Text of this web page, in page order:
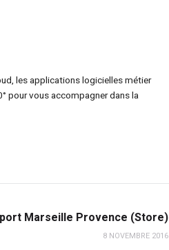
les applications logicielles métier
pour vous accompagner dans la
Marseille Provence (Store)
8 NOVEMBRE 2016